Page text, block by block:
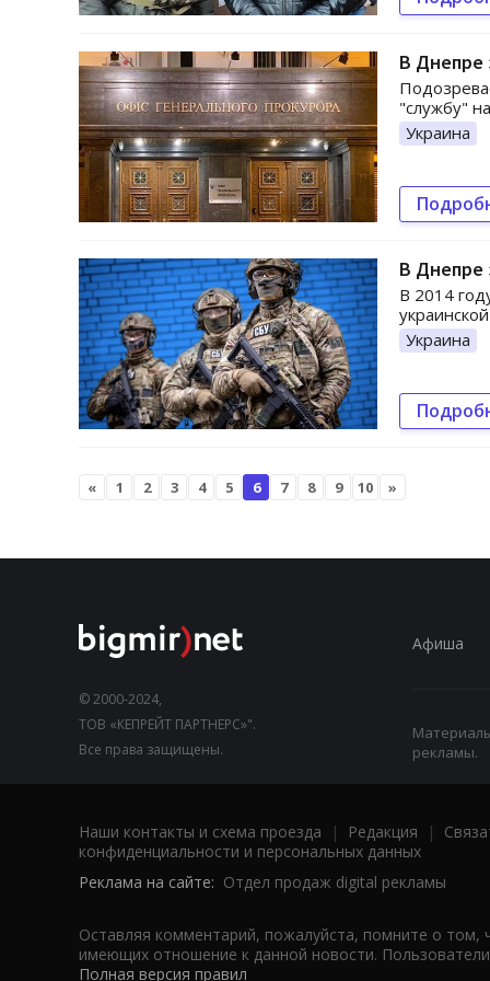
В Днепре
"службу"
Украина
В Днепре
В 2014
Украина
« 1 2 3 4 5 6 7 8 9 10 »
© 2000-2024,
ТОВ «КЕПРЕЙТ ПАРТНЕРС»".
Все права защищены.
Афиша
рекламы.
Наши контакты и схема проезда | Редакция |
конфиденциальности и персональных данных
Реклама на сайте: Отдел продаж digital рекламы
Оставляя комментарий, пожалуйста, помните о том,
имеющих отношение к данной новости.
Полная версия правил